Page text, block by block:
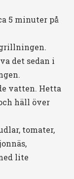
5 minuter på
det sedan i
vatten. Hetta
häll över
tomater,
lite